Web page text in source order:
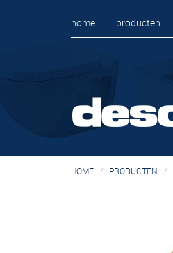
home producten
HOME PRODUCTEN